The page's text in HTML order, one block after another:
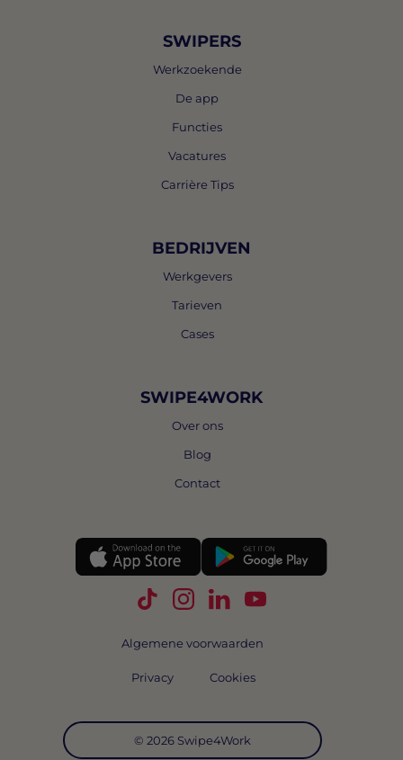
SWIPERS
Werkzoekende
De app
Functies
Vacatures
Carrière Tips
BEDRIJVEN
Werkgevers
Tarieven
Cases
SWIPE4WORK
Over ons
Blog
Contact
Volg Swipe4Work op TikTok
Volg Swipe4Work op
Volg Swipe4Work op
Volg Swipe4Work
© 2026 Swipe4Work
Algemene voorwaarden
Privacy Cookies